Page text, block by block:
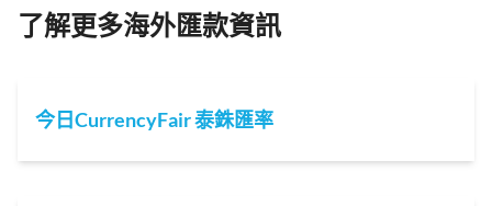
了解更多海外匯款資訊
今日CurrencyFair 泰銖匯率